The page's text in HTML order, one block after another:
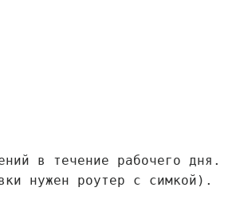
в течение рабочего дня.
нужен роутер с симкой).